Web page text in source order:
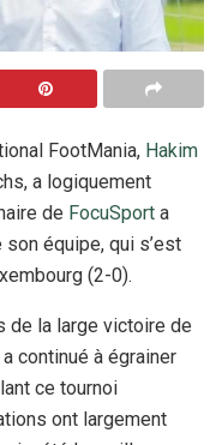
FootMania, Hakim
a logiquement
de FocuSport a
équipe, qui s’est
(2-0).
de la large victoire de
continué à égrainer
ce tournoi
ont largement